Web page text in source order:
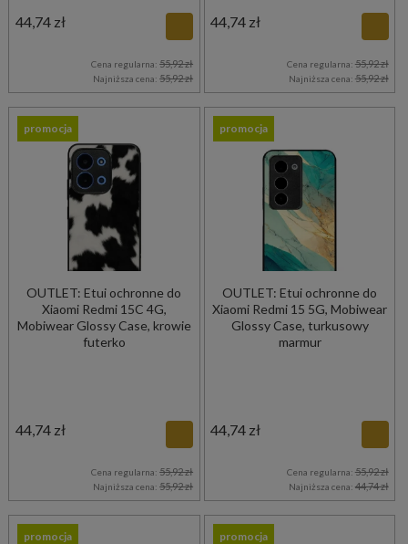
44,74 zł
Cena regularna:55,92 zł
Najniższa cena:55,92 zł
44,74 zł
Cena regularna: 55,92 zł
Najniższa cena: 55,92 zł
OUTLET: Etui ochronne do
Xiaomi Redmi 15C 4G,
Mobiwear Glossy Case, krowie
futerko
44,74 zł
Cena regularna:55,92 zł
Najniższa cena:55,92 zł
promocja
OUTLET: Etui ochronne do
Xiaomi Redmi 15 5G, Mobiwear
Glossy Case, turkusowy
marmur
44,74 zł
Cena regularna: 55,92 zł
Najniższa cena: 44,74 zł
promocja
promocja promocja